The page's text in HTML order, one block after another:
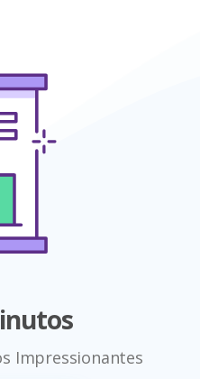
Impressionantes